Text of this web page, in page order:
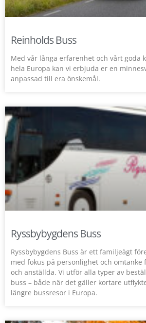
Reinholds Buss
Med vår långa erfarenhet och vårt goda
hela Europa kan vi erbjuda er en
anpassad till era önskemål.
Ryssbybygdens Buss
Ryssbybygdens Buss är ett familjeägt
med fokus på personlighet och omtanke
och anställda. Vi utför alla typer av
buss – både när det gäller kortare
längre bussresor i Europa.